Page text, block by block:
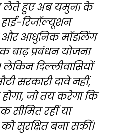
लेते हुए अब यमुना के
रिजॉल्यूशन
और आधुनिक मॉडलिंग
बाढ़ प्रबंधन योजना
लेकिन दिल्लीवासियों
सरकारी दावे नहीं,
जो तय करेगा कि
सीमित रहीं या
सुरक्षित बना सकीं।